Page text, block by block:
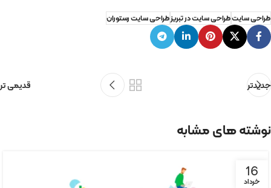
طراحی سایتطراحی سایت در تبریزطراحی سایت رستوران
جدیدتر قدیمی تر
نوشته های مشابه
16
خرداد